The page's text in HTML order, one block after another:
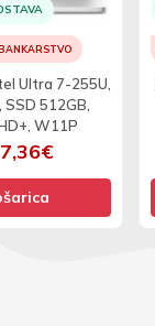
Ultra 7-255U,
512GB,
W11P